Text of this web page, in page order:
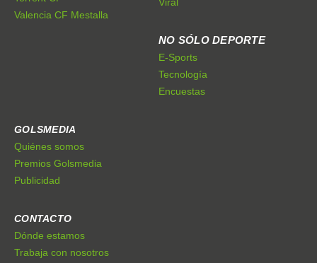
Valencia CF Mestalla
Viral
NO SÓLO DEPORTE
E-Sports
Tecnología
Encuestas
GOLSMEDIA
Quiénes somos
Premios Golsmedia
Publicidad
CONTACTO
Dónde estamos
Trabaja con nosotros